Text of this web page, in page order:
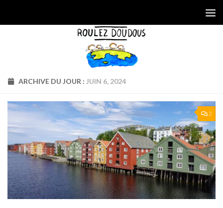
ARCHIVE DU JOUR : JUIN 6, 2024
2